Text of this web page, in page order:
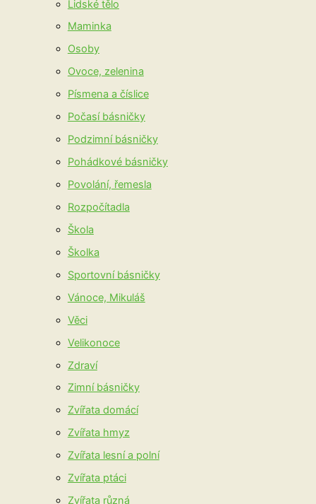
Lidské tělo
Maminka
Osoby
Ovoce, zelenina
Písmena a číslice
Počasí básničky
Podzimní básničky
Pohádkové básničky
Povolání, řemesla
Rozpočítadla
Škola
Školka
Sportovní básničky
Vánoce, Mikuláš
Věci
Velikonoce
Zdraví
Zimní básničky
Zvířata domácí
Zvířata hmyz
Zvířata lesní a polní
Zvířata ptáci
Zvířata různá